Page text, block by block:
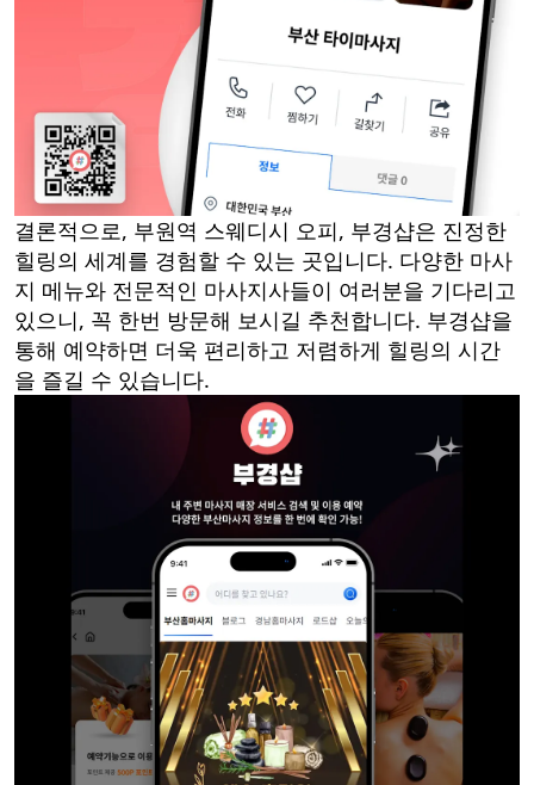
결론적으로, 부원역 스웨디시 오피, 부경샵은 진정한
힐링의 세계를 경험할 수 있는 곳입니다. 다양한 마사
지 메뉴와 전문적인 마사지사들이 여러분을 기다리고
있으니, 꼭 한번 방문해 보시길 추천합니다. 부경샵을
통해 예약하면 더욱 편리하고 저렴하게 힐링의 시간
을 즐길 수 있습니다.